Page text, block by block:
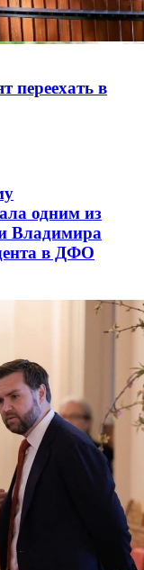
переехать в
одним из
Владимира
в ДФО